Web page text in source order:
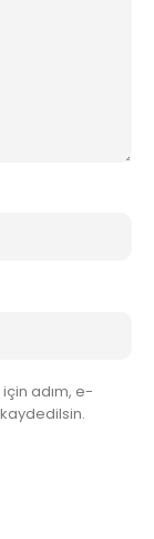
adım, e-